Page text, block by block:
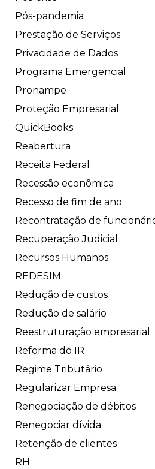
Pós-pandemia
Prestação de Serviços
Privacidade de Dados
Programa Emergencial
Pronampe
Proteção Empresarial
QuickBooks
Reabertura
Receita Federal
Recessão econômica
Recesso de fim de ano
Recontratação de
Recuperação Judicial
Recursos Humanos
REDESIM
Redução de custos
Redução de salário
Reestruturação empresarial
Reforma do IR
Regime Tributário
Regularizar Empresa
Renegociação de débitos
Renegociar dívida
Retenção de clientes
RH